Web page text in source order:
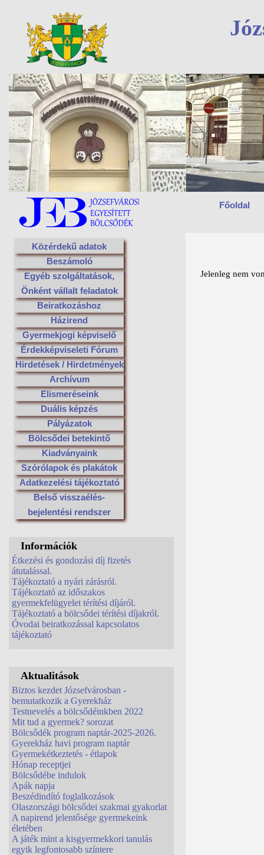
Főoldal
Közérdekű adatok
Beszámoló
Egyéb szolgáltatások,
Önként vállalt feladatok
Beiratkozáshoz
Házirend
Gyermekjogi képviselő
Érdekképviseleti Fórum
Hirdetések / Hirdetmények
Archívum
Elismeréseink
Duális képzés
Pályázatok
Bölcsődei betekintő
Kiadványaink
Szórólapok és plakátok
Adatkezelési tájékoztató
Belső visszaélés-
bejelentési rendszer
Információk
Étkezési és gondozási díj fizetés
átutalással.
Tájékoztató a nyári zárásról.
Tájékoztató az időszakos
gyermekfelügyelet térítési díjáról.
Tájékoztató a bölcsődei térítési díjakról.
Óvodai beiratkozással kapcsolatos
tájékoztató
Aktualitások
Biztos kezdet Józsefvárosban -
bemutatkozik a Gyerekház
Testnevelés a bölcsődéinkben 2022
Mit tud a gyermek? sorozat
Bölcsődék program naptár-2025-2026.
Gyerekház havi program naptár
Gyermekétkeztetés - étlapok
Hónap receptjei
Bölcsődébe indulok
Apák napja
Beszédindító foglalkozások
Olaszországi bölcsődei szakmai gyakorlat
A napirend jelentősége gyermekeink
életében
A játék mint a kisgyermekkori tanulás
egyik legfontosabb színtere
Jelenleg nem